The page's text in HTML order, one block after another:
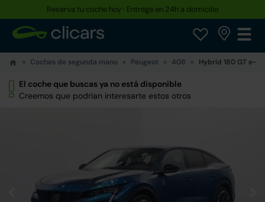
Reserva tu coche hoy · Entrega en 24h a domicilio
Coches de segunda mano Peugeot 408 Hybrid 180 GT e-
El coche que buscas ya no está disponible
Creemos que podrían interesarte estos otros